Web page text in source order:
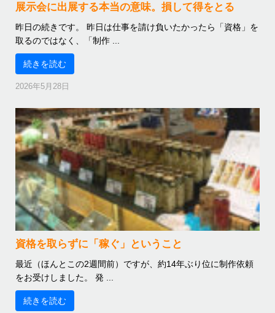
展示会に出展する本当の意味。損して得をとる
昨日の続きです。 昨日は仕事を請け負いたかったら「資格」を
取るのではなく、「制作 ...
続きを読む
2026年5月28日
資格を取らずに「稼ぐ」ということ
最近（ほんとこの2週間前）ですが、約14年ぶり位に制作依頼
をお受けしました。 発 ...
続きを読む